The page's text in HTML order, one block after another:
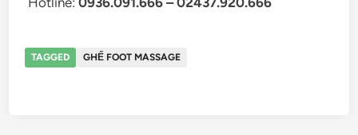
TAGGED GHẾ FOOT MASSAGE